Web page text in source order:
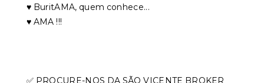
♥️ BuritAMA, quem conhece...
♥️ AMA !!!
✅ PROCURE-NOS DA SÃO VICENTE BROKER